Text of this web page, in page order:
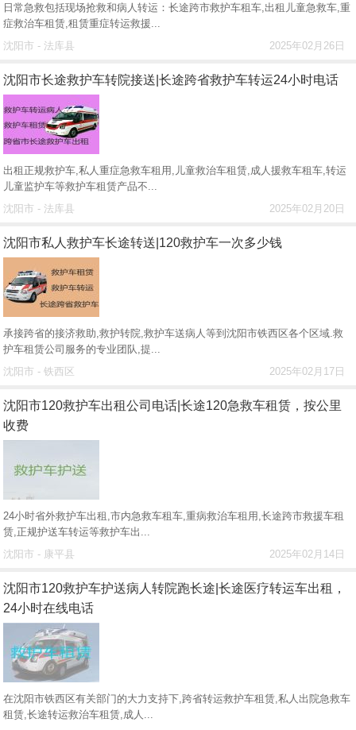
日常急救包括现场抢救和病人转运：长途跨市救护车租车,出租儿童急救车,重
症救治车租赁,租赁重症转运救援...
2025年02月26日
沈阳市 - 法库县
沈阳市长途救护车转院接送|长途跨省救护车转运24小时电话
出租正规救护车,私人重症急救车租用,儿童救治车租赁,成人援救车租车,转运
儿童监护车等救护车租赁产品不...
2025年02月20日
沈阳市 - 法库县
沈阳市私人救护车长途转送|120救护车一次多少钱
承接跨省的接济救助,救护转院,救护车送病人等到沈阳市铁西区各个区域.救
护车租赁公司服务的专业团队,提...
2025年02月17日
沈阳市 - 铁西区
沈阳市120救护车出租公司电话|长途120急救车租赁，按公里
收费
24小时省外救护车出租,市内急救车租车,重病救治车租用,长途跨市救援车租
赁,正规护送车转运等救护车出...
2025年02月14日
沈阳市 - 康平县
沈阳市120救护车护送病人转院跑长途|长途医疗转运车出租，
24小时在线电话
在沈阳市铁西区有关部门的大力支持下,跨省转运救护车租赁,私人出院急救车
租赁,长途转运救治车租赁,成人...